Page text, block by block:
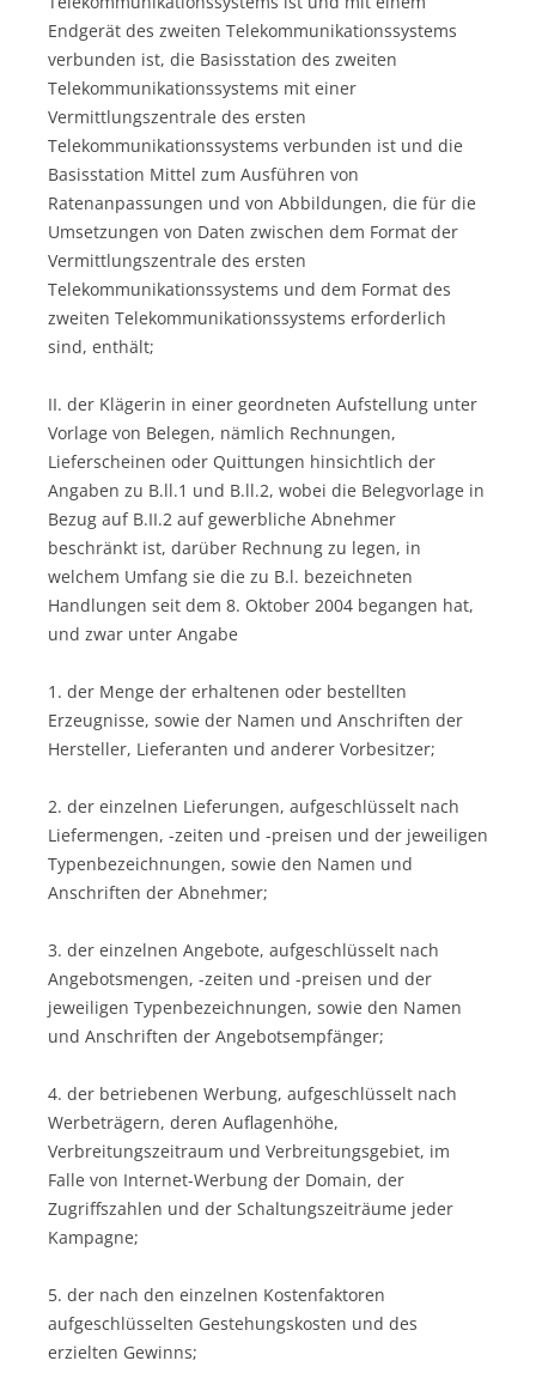
Endgerät des zweiten Telekommunikationssystems
verbunden ist, die Basisstation des zweiten
Telekommunikationssystems mit einer
Vermittlungszentrale des ersten
Telekommunikationssystems verbunden ist und die
Basisstation Mittel zum Ausführen von
Ratenanpassungen und von Abbildungen, die für die
Umsetzungen von Daten zwischen dem Format der
Vermittlungszentrale des ersten
Telekommunikationssystems und dem Format des
zweiten Telekommunikationssystems erforderlich
sind, enthält;
II. der Klägerin in einer geordneten Aufstellung unter
Vorlage von Belegen, nämlich Rechnungen,
Lieferscheinen oder Quittungen hinsichtlich der
Angaben zu B.ll.1 und B.ll.2, wobei die Belegvorlage in
Bezug auf B.II.2 auf gewerbliche Abnehmer
beschränkt ist, darüber Rechnung zu legen, in
welchem Umfang sie die zu B.l. bezeichneten
Handlungen seit dem 8. Oktober 2004 begangen hat,
und zwar unter Angabe
1. der Menge der erhaltenen oder bestellten
Erzeugnisse, sowie der Namen und Anschriften der
Hersteller, Lieferanten und anderer Vorbesitzer;
2. der einzelnen Lieferungen, aufgeschlüsselt nach
Liefermengen, -zeiten und -preisen und der jeweiligen
Typenbezeichnungen, sowie den Namen und
Anschriften der Abnehmer;
3. der einzelnen Angebote, aufgeschlüsselt nach
Angebotsmengen, -zeiten und -preisen und der
jeweiligen Typenbezeichnungen, sowie den Namen
und Anschriften der Angebotsempfänger;
4. der betriebenen Werbung, aufgeschlüsselt nach
Werbeträgern, deren Auflagenhöhe,
Verbreitungszeitraum und Verbreitungsgebiet, im
Falle von Internet-Werbung der Domain, der
Zugriffszahlen und der Schaltungszeiträume jeder
Kampagne;
5. der nach den einzelnen Kostenfaktoren
aufgeschlüsselten Gestehungskosten und des
erzielten Gewinns;